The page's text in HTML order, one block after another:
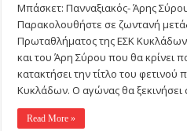
Μπάσκετ: Πανναξιακός- Άρης
Παρακολουθήστε σε ζωντανή
Πρωταθλήματος της ΕΣΚ
και του Άρη Σύρου που θα κρίνει
κατακτήσει την τίτλο του
Κυκλάδων. Ο αγώνας θα ξεκινήσει
Read More »